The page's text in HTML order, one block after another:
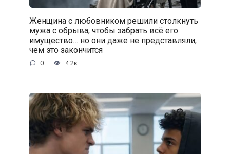
Женщина с любовником решили столкнуть
мужа с обрыва, чтобы забрать всё его
имущество… но они даже не представляли,
чем это закончится
0 4.2к.